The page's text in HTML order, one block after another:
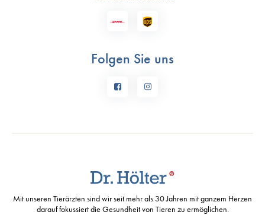
Folgen Sie uns
Mit unseren Tierärzten sind wir seit mehr als 30 Jahren mit ganzem Herzen
darauf fokussiert die Gesundheit von Tieren zu ermöglichen.